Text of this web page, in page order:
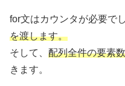
for文はカウンタが必要でし
を渡します。
そして、 配列全件の要素
きます。